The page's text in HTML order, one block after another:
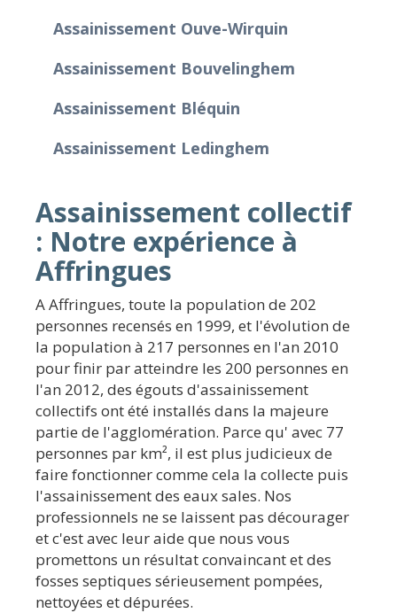
Assainissement Ouve-Wirquin
Assainissement Bouvelinghem
Assainissement Bléquin
Assainissement Ledinghem
Assainissement collectif
: Notre expérience à
Affringues
A Affringues, toute la population de 202
personnes recensés en 1999, et l'évolution de
la population à 217 personnes en l'an 2010
pour finir par atteindre les 200 personnes en
l'an 2012, des égouts d'assainissement
collectifs ont été installés dans la majeure
partie de l'agglomération. Parce qu' avec 77
personnes par km², il est plus judicieux de
faire fonctionner comme cela la collecte puis
l'assainissement des eaux sales. Nos
professionnels ne se laissent pas décourager
et c'est avec leur aide que nous vous
promettons un résultat convaincant et des
fosses septiques sérieusement pompées,
nettoyées et dépurées.